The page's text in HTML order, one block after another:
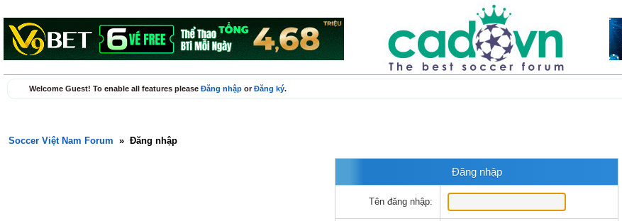
Welcome Guest! To enable all features please Đăng nhập orĐăng ký.
Soccer Việt Nam Forum » Đăng nhập
Đăng nhập
Tên đăng nhập: